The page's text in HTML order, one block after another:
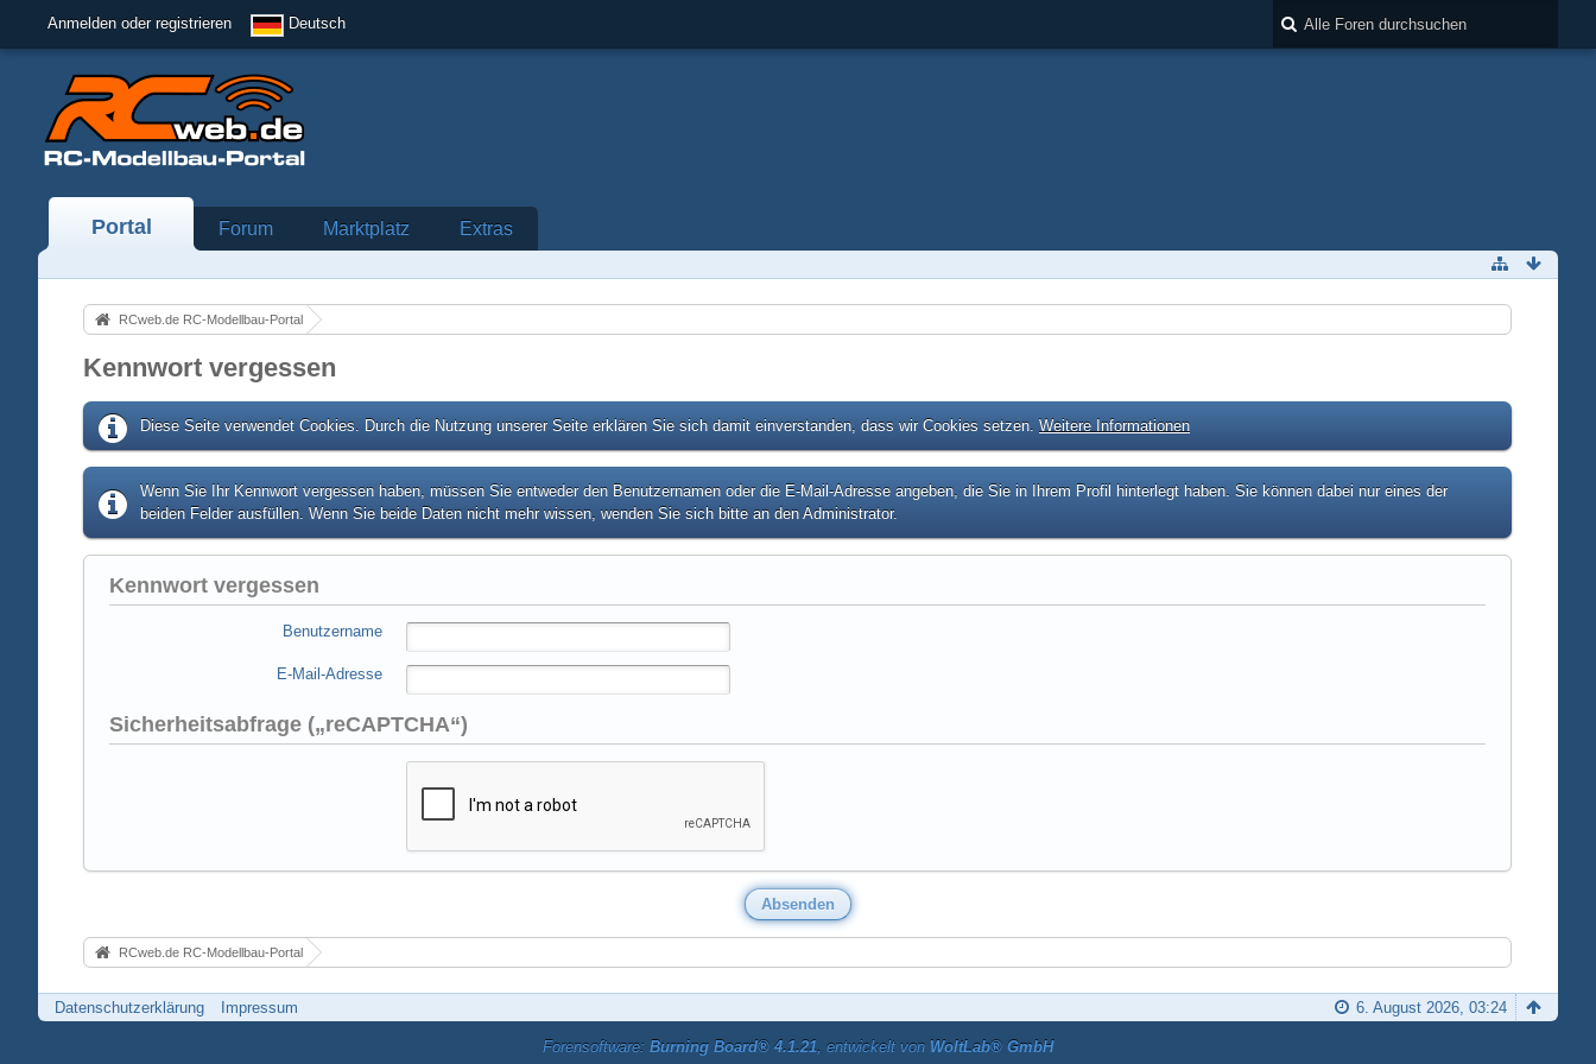
Anmelden oder registrieren Deutsch
Portal Forum Marktplatz Extras
RCweb.de RC-Modellbau-Portal
Kennwort vergessen
Diese Seite verwendet Cookies. Durch die Nutzung unserer Seite erklären Sie sich damit einverstanden, dass wir Cookies setzen. Weitere Informationen
Wenn Sie Ihr Kennwort vergessen haben, müssen Sie entweder den Benutzernamen oder die E-Mail-Adresse angeben, die Sie in Ihrem Profil hinterlegt haben. Sie können dabei nur eines der
beiden Felder ausfüllen. Wenn Sie beide Daten nicht mehr wissen, wenden Sie sich bitte an den Administrator.
Kennwort vergessen
Benutzername
E-Mail-Adresse
Sicherheitsabfrage („reCAPTCHA“)
RCweb.de RC-Modellbau-Portal
Datenschutzerklärung Impressum 6. August 2026, 03:24
Forensoftware: Burning Board® 4.1.21, entwickelt von WoltLab® GmbH